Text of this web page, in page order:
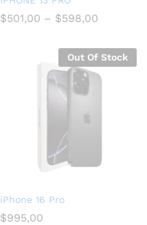
$501,00 – $598,00
Out Of Stock
iPhone 16 Pro
$995,00